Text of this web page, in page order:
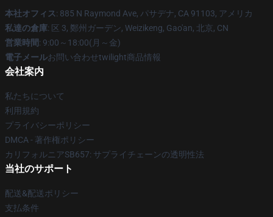
本社オフィス: 885 N Raymond Ave, パサデナ, CA 91103, アメリカ
私達の倉庫: 区 3, 鄭州ガーデン, Weizikeng, Gao'an, 北京, CN
営業時間: 9:00～18:00(月～金)
電子メールお問い合わせtwilight商品情報
会社案内
私たちについて
利用規約
プライバシーポリシー
DMCA - 著作権ポリシー
カリフォルニアSB657: サプライチェーンの透明性法
当社のサポート
配送&配送ポリシー
支払条件